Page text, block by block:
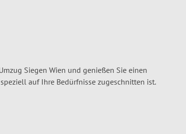
Siegen Wien und genießen Sie einen
auf Ihre Bedürfnisse zugeschnitten ist.